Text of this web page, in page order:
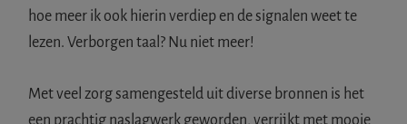
hoe meer ik ook hierin verdiep en de signalen weet te
lezen. Verborgen taal? Nu niet meer!
Met veel zorg samengesteld uit diverse bronnen is het
een prachtig naslagwerk geworden, verrijkt met mooie